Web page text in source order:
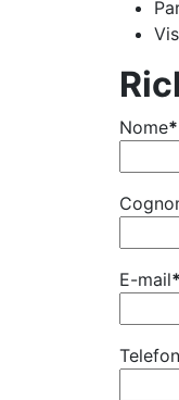
Nome*
E-mail*